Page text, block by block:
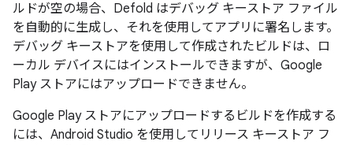
ルドが空の場合、Defold はデバッグ キーストア ファイル
を自動的に生成し、それを使用してアプリに署名します。
デバッグ キーストアを使用して作成されたビルドは、ロ
ーカル デバイスにはインストールできますが、Google
Play ストアにはアップロードできません。
Google Play ストアにアップロードするビルドを作成する
には、Android Studio を使用してリリース キーストア フ